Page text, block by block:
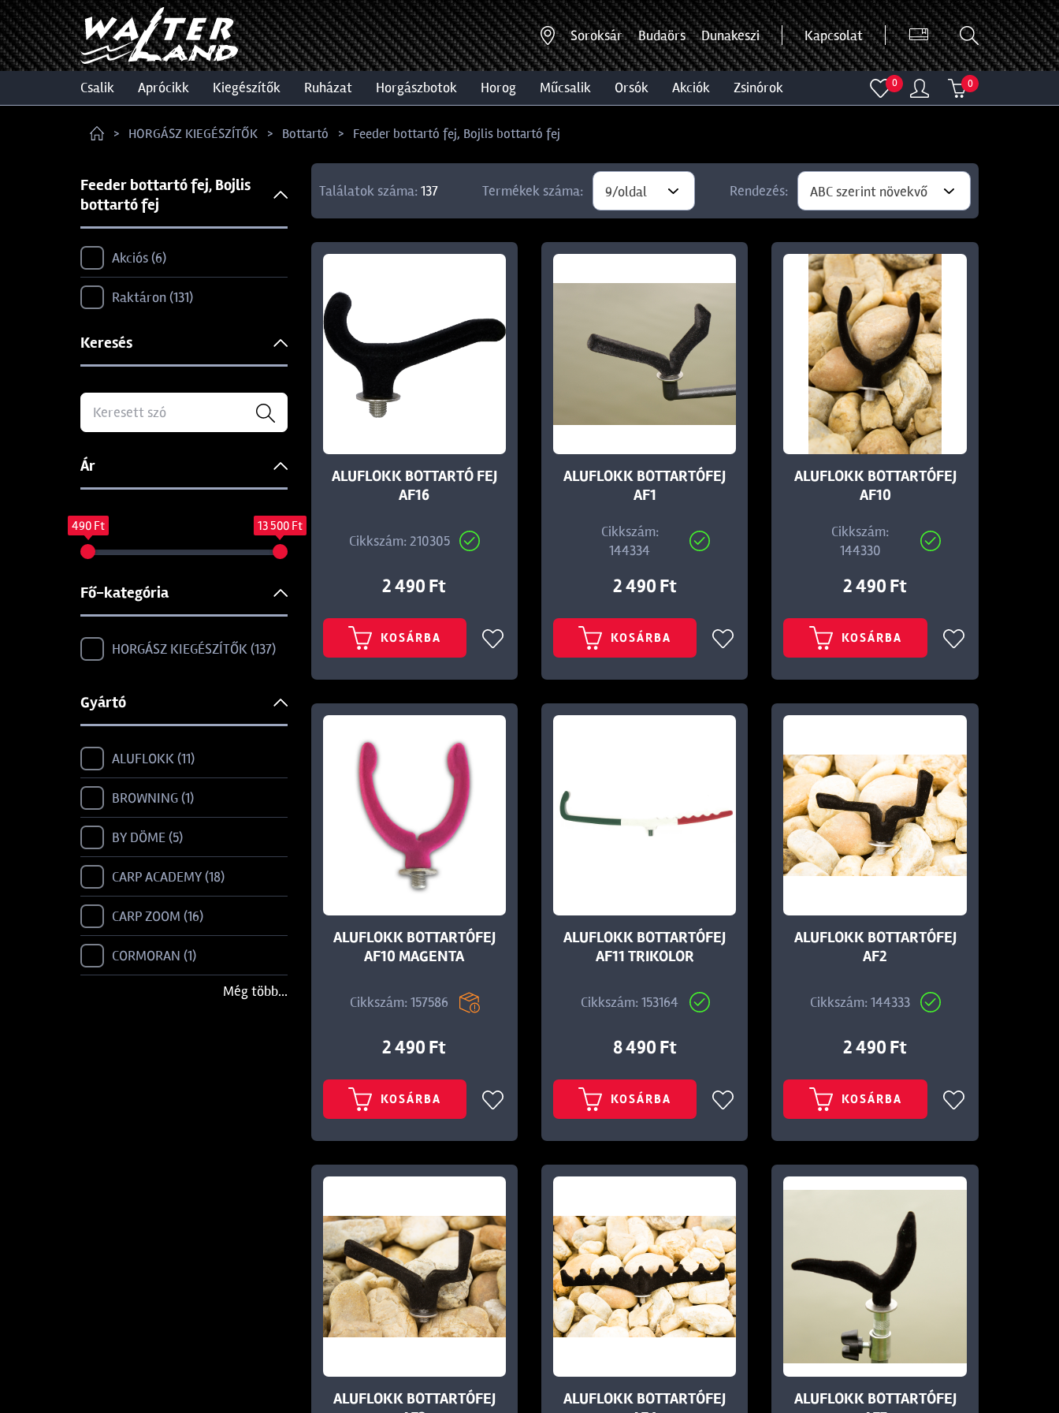
Soroksár Budaörs Dunakeszi Kapcsolat
csalik aprócikk kiegészítők ruházat horgászbotok horog műcsalik orsók akciók zsinórok 0 0
HORGÁSZ KIEGÉSZÍTŐK Bottartó Feeder bottartó fej, Bojlis bottartó fej
Feeder bottartó fej, Bojlis
bottartó fej
Akciós 6
Raktáron 131
Keresés
Ár
490 Ft 13 500 Ft
Fő-kategória
HORGÁSZ KIEGÉSZÍTŐK 137
Gyártó
ALUFLOKK 11
BROWNING 1
BY DÖME 5
CARP ACADEMY 18
CARP ZOOM 16
CORMORAN 1
Még több...
Találatok száma:137 Termékek száma: 9/oldal Rendezés: ABC szerint növekvő
ALUFLOKK BOTTARTÓ FEJ
AF16
Cikkszám: 210305
2 490 Ft
KOSÁRBA
ALUFLOKK BOTTARTÓFEJ
AF1
Cikkszám:
144334
2 490 Ft
KOSÁRBA
ALUFLOKK BOTTARTÓFEJ
AF10
Cikkszám:
144330
2 490 Ft
KOSÁRBA
ALUFLOKK BOTTARTÓFEJ
AF10 MAGENTA
Cikkszám: 157586
2 490 Ft
KOSÁRBA
ALUFLOKK BOTTARTÓFEJ
AF11 TRIKOLOR
Cikkszám: 153164
8 490 Ft
KOSÁRBA
ALUFLOKK BOTTARTÓFEJ
AF2
Cikkszám: 144333
2 490 Ft
KOSÁRBA
ALUFLOKK BOTTARTÓFEJ
ALUFLOKK BOTTARTÓFEJ
ALUFLOKK BOTTARTÓFEJ